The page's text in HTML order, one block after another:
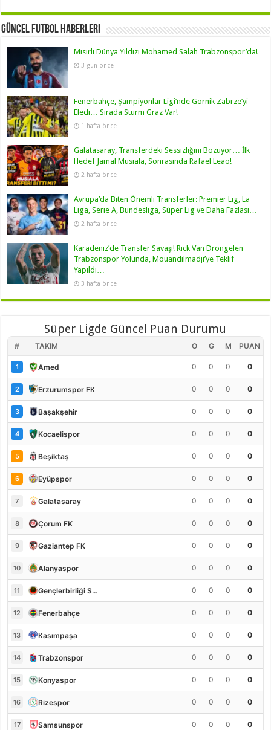
Güncel Futbol Haberleri
Mısırlı Dünya Yıldızı Mohamed Salah Trabzonspor’da!
3 gün önce
Fenerbahçe, Şampiyonlar Ligi’nde Gornik Zabrze’yi
Eledi… Sırada Sturm Graz Var!
1 hafta önce
Galatasaray, Transferdeki Sessizliğini Bozuyor… İlk
Hedef Jamal Musiala, Sonrasında Rafael Leao!
2 hafta önce
Avrupa’da Biten Önemli Transferler: Premier Lig, La
Liga, Serie A, Bundesliga, Süper Lig ve Daha Fazlası…
2 hafta önce
Karadeniz’de Transfer Savaşı! Rick Van Drongelen
Trabzonspor Yolunda, Mouandilmadji’ye Teklif
Yapıldı…
3 hafta önce
Süper Ligde Güncel Puan Durumu
# TAKIM O G M PUAN
1 Amed 0 0 0 0
2 Erzurumspor FK 0 0 0 0
3 Başakşehir 0 0 0 0
4 Kocaelispor 0 0 0 0
5 Beşiktaş 0 0 0 0
6 Eyüpspor 0 0 0 0
7 Galatasaray 0 0 0 0
8 Çorum FK 0 0 0 0
9 Gaziantep FK 0 0 0 0
10 Alanyaspor 0 0 0 0
11 Gençlerbirliği S.K. 0 0 0 0
12 Fenerbahçe 0 0 0 0
13 Kasımpaşa 0 0 0 0
14 Trabzonspor 0 0 0 0
15 Konyaspor 0 0 0 0
16 Rizespor 0 0 0 0
17 Samsunspor 0 0 0 0